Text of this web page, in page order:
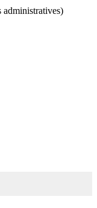
administratives)